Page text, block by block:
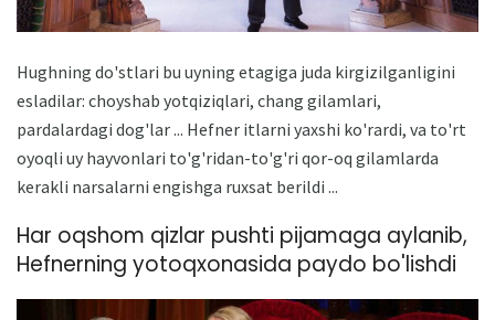
Hughning do'stlari bu uyning etagiga juda kirgizilganligini
esladilar: choyshab yotqiziqlari, chang gilamlari,
pardalardagi dog'lar ... Hefner itlarni yaxshi ko'rardi, va to'rt
oyoqli uy hayvonlari to'g'ridan-to'g'ri qor-oq gilamlarda
kerakli narsalarni engishga ruxsat berildi ...
Har oqshom qizlar pushti pijamaga aylanib,
Hefnerning yotoqxonasida paydo bo'lishdi